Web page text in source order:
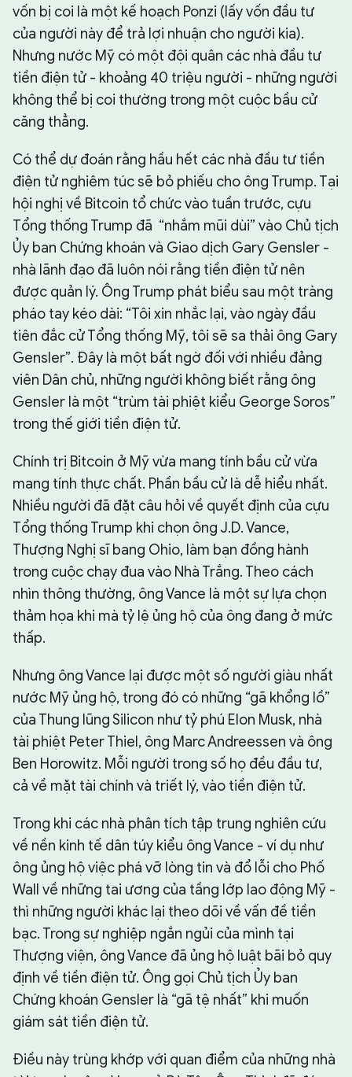
vốn bị coi là một kế hoạch Ponzi (lấy vốn đầu tư
của người này để trả lợi nhuận cho người kia).
Nhưng nước Mỹ có một đội quân các nhà đầu tư
tiền điện tử - khoảng 40 triệu người - những người
không thể bị coi thường trong một cuộc bầu cử
căng thẳng.
Có thể dự đoán rằng hầu hết các nhà đầu tư tiền
điện tử nghiêm túc sẽ bỏ phiếu cho ông Trump. Tại
hội nghị về Bitcoin tổ chức vào tuần trước, cựu
Tổng thống Trump đã “nhắm mũi dùi” vào Chủ tịch
Ủy ban Chứng khoán và Giao dịch Gary Gensler -
nhà lãnh đạo đã luôn nói rằng tiền điện tử nên
được quản lý. Ông Trump phát biểu sau một tràng
pháo tay kéo dài: “Tôi xin nhắc lại, vào ngày đầu
tiên đắc cử Tổng thống Mỹ, tôi sẽ sa thải ông Gary
Gensler”. Đây là một bất ngờ đối với nhiều đảng
viên Dân chủ, những người không biết rằng ông
Gensler là một “trùm tài phiệt kiểu George Soros”
trong thế giới tiền điện tử.
Chính trị Bitcoin ở Mỹ vừa mang tính bầu cử vừa
mang tính thực chất. Phần bầu cử là dễ hiểu nhất.
Nhiều người đã đặt câu hỏi về quyết định của cựu
Tổng thống Trump khi chọn ông J.D. Vance,
Thượng Nghị sĩ bang Ohio, làm bạn đồng hành
trong cuộc chạy đua vào Nhà Trắng. Theo cách
nhìn thông thường, ông Vance là một sự lựa chọn
thảm họa khi mà tỷ lệ ủng hộ của ông đang ở mức
thấp.
Nhưng ông Vance lại được một số người giàu nhất
nước Mỹ ủng hộ, trong đó có những “gã khổng lồ”
của Thung lũng Silicon như tỷ phú Elon Musk, nhà
tài phiệt Peter Thiel, ông Marc Andreessen và ông
Ben Horowitz. Mỗi người trong số họ đều đầu tư,
cả về mặt tài chính và triết lý, vào tiền điện tử.
Trong khi các nhà phân tích tập trung nghiên cứu
về nền kinh tế dân túy kiểu ông Vance - ví dụ như
ông ủng hộ việc phá vỡ lòng tin và đổ lỗi cho Phố
Wall về những tai ương của tầng lớp lao động Mỹ -
thì những người khác lại theo dõi về vấn đề tiền
bạc. Trong sự nghiệp ngắn ngủi của mình tại
Thượng viện, ông Vance đã ủng hộ luật bãi bỏ quy
định về tiền điện tử. Ông gọi Chủ tịch Ủy ban
Chứng khoán Gensler là “gã tệ nhất” khi muốn
giám sát tiền điện tử.
Điều này trùng khớp với quan điểm của những nhà